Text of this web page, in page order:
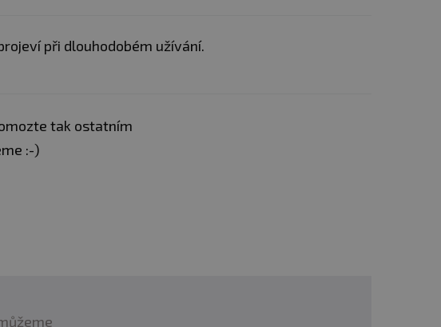
při dlouhodobém užívání.
tak ostatním
:-)